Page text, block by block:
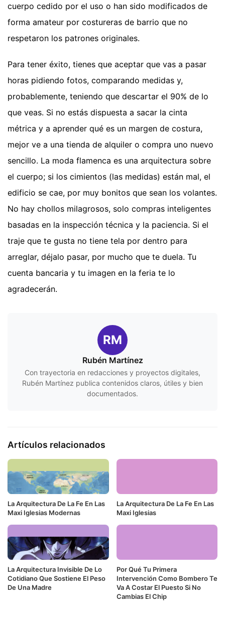
cuerpo cedido por el uso o han sido modificados de
forma amateur por costureras de barrio que no
respetaron los patrones originales.
Para tener éxito, tienes que aceptar que vas a pasar
horas pidiendo fotos, comparando medidas y,
probablemente, teniendo que descartar el 90% de lo
que veas. Si no estás dispuesta a sacar la cinta
métrica y a aprender qué es un margen de costura,
mejor ve a una tienda de alquiler o compra uno nuevo
sencillo. La moda flamenca es una arquitectura sobre
el cuerpo; si los cimientos (las medidas) están mal, el
edificio se cae, por muy bonitos que sean los volantes.
No hay chollos milagrosos, solo compras inteligentes
basadas en la inspección técnica y la paciencia. Si el
traje que te gusta no tiene tela por dentro para
arreglar, déjalo pasar, por mucho que te duela. Tu
cuenta bancaria y tu imagen en la feria te lo
agradecerán.
RM
Rubén Martínez
Con trayectoria en redacciones y proyectos digitales,
Rubén Martínez publica contenidos claros, útiles y bien
documentados.
Artículos relacionados
La Arquitectura De La Fe En Las
Maxi Iglesias Modernas
La Arquitectura De La Fe En Las
Maxi Iglesias
La Arquitectura Invisible De Lo
Cotidiano Que Sostiene El Peso
De Una Madre
Por Qué Tu Primera
Intervención Como Bombero Te
Va A Costar El Puesto Si No
Cambias El Chip